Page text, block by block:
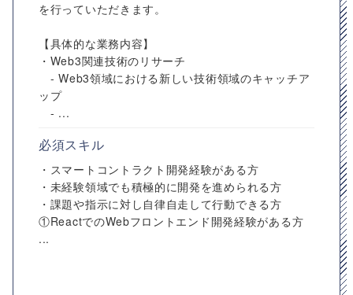
を行っていただきます。
【具体的な業務内容】
・Web3関連技術のリサーチ
- Web3領域における新しい技術領域のキャッチア
ップ
- ...
必須スキル
・スマートコントラクト開発経験がある方
・未経験領域でも積極的に開発を進められる方
・課題や指示に対し自律自走して行動できる方
①ReactでのWebフロントエンド開発経験がある方
...